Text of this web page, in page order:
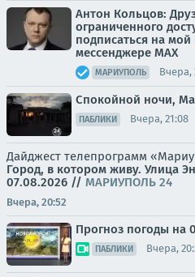
Антон Кольцов:
ограниченного
подписаться на
мессенджере МАХ
МАРИУПОЛЬ Вчера,
Спокойной ночи,
ПАБЛИКИ Вчера, 21:08
Дайджест телепрограмм
Город, в котором живу. Улица
07.08.2026 // МАРИУПОЛЬ 24
Вчера, 20:52
Прогноз погоды на
ПАБЛИКИ Вчера,